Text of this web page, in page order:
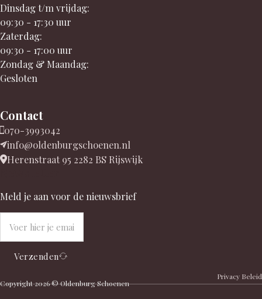
Dinsdag t/m vrijdag:
09:30 - 17:30 uur
Zaterdag:
09:30 - 17:00 uur
Zondag & Maandag:
Gesloten
Contact
070-3993042
info@oldenburgschoenen.nl
Herenstraat 95 2282 BS Rijswijk
Meld je aan voor de nieuwsbrief
Verzenden
Copyright 2026 © Oldenburg Schoenen
Privacy Beleid